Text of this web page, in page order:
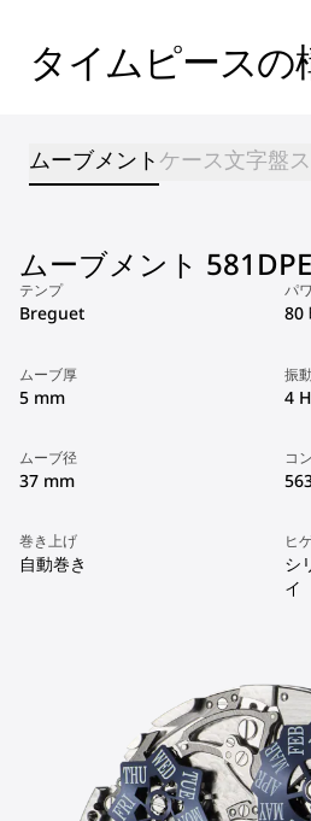
タイムピースの
ムーブメント ケース文字盤
ムーブメント 581DPE
テンプ
Breguet
パ
80
ムーブ厚
5 mm
振
4
ムーブ径
37 mm
コ
巻き上げ
自動巻き
ヒ
シ
イ